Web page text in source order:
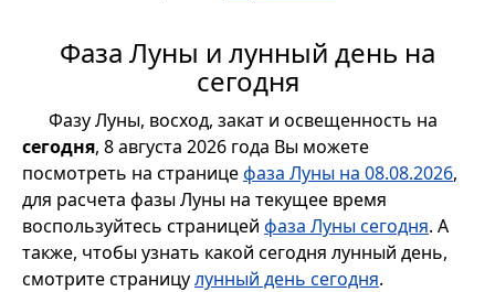
Фаза Луны и лунный день на
сегодня
Фазу Луны, восход, закат и освещенность на
сегодня, 8 августа 2026 года Вы можете
посмотреть на страницефаза Луны на 08.08.2026,
для расчета фазы Луны на текущее время
воспользуйтесь страницей фаза Луны сегодня. А
также, чтобы узнать какой сегодня лунный день,
смотрите страницулунный день сегодня.